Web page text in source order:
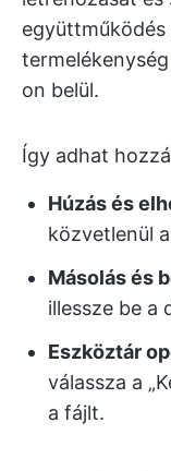
együttműködés
on belül.
Így adhat
Húzás és
közvetlenül
Másolás és
illessze be a
Eszköztár
válassza a
a fájlt.